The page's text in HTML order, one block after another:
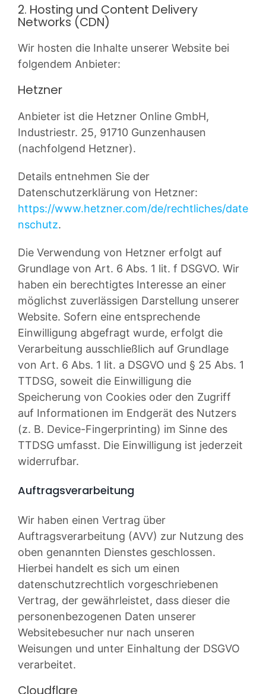
2. Hosting und Content Delivery
Networks (CDN)
Wir hosten die Inhalte unserer Website bei
folgendem Anbieter:
Hetzner
Anbieter ist die Hetzner Online GmbH,
Industriestr. 25, 91710 Gunzenhausen
(nachfolgend Hetzner).
Details entnehmen Sie der
Datenschutzerklärung von Hetzner:
https://www.hetzner.com/de/rechtliches/date
nschutz.
Die Verwendung von Hetzner erfolgt auf
Grundlage von Art. 6 Abs. 1 lit. f DSGVO. Wir
haben ein berechtigtes Interesse an einer
möglichst zuverlässigen Darstellung unserer
Website. Sofern eine entsprechende
Einwilligung abgefragt wurde, erfolgt die
Verarbeitung ausschließlich auf Grundlage
von Art. 6 Abs. 1 lit. a DSGVO und § 25 Abs. 1
TTDSG, soweit die Einwilligung die
Speicherung von Cookies oder den Zugriff
auf Informationen im Endgerät des Nutzers
(z. B. Device-Fingerprinting) im Sinne des
TTDSG umfasst. Die Einwilligung ist jederzeit
widerrufbar.
Auftragsverarbeitung
Wir haben einen Vertrag über
Auftragsverarbeitung (AVV) zur Nutzung des
oben genannten Dienstes geschlossen.
Hierbei handelt es sich um einen
datenschutzrechtlich vorgeschriebenen
Vertrag, der gewährleistet, dass dieser die
personenbezogenen Daten unserer
Websitebesucher nur nach unseren
Weisungen und unter Einhaltung der DSGVO
verarbeitet.
Cloudflare